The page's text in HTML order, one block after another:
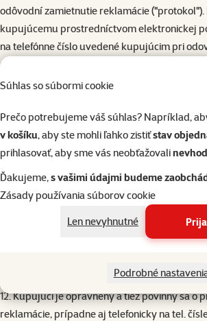
Súhlas so súbormi cookie
Prečo potrebujeme váš súhlas? Napríklad,
v košíku, aby ste mohli ľahko zistiťstav
prihlasovať, aby sme vás neobťažovali
Ďakujeme,s vašimi údajmi budeme
Zásady používania súborov cookie
Len nevyhnutné
Podrobné
odôvodní zamietnutie reklamácie
kupujúcemu prostredníctvom elektronickej
na telefónne číslo uvedené kupujúcim pri
potvrdení o uplatnení reklamácie.
9. Potvrdenie o uplatnení reklamácie a
10. Ak kupujúci uplatnil reklamáciu výrobku
posúdenia nebude od kupujúceho
posúdenia odôvodňujúceho zamietnutie
predávajúci v doklade o vybavení
posúdenia, ako aj všetky ostatné s tým
určenej osobe, teda znalcovi alebo
povinný uhradiť spotrebiteľovi iba v prípade,
odborným posúdením preukáže, že
11. Ak kupujúci odborným posúdením
povinný kupujúcemu uhradiť do 14 dní odo
reklamáciu nemožno zamietnuť.
12. Kupujúci je oprávnený a tiež povinný sa
reklamácie, prípadne aj telefonicky na tel.